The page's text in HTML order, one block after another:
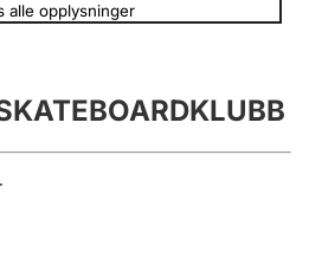
alle opplysninger